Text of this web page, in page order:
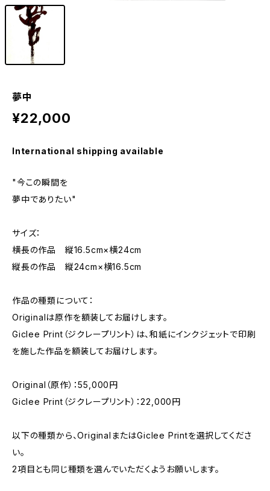
夢中
¥22,000
International shipping available
"今この瞬間を
夢中でありたい"
サイズ：
横長の作品 縦16.5cm×横24cm
縦長の作品 縦24cm×横16.5cm
作品の種類について：
Originalは原作を額装してお届けします。
Giclee Print（ジクレープリント）は、和紙にインクジェットで印刷
を施した作品を額装してお届けします。
Original（原作）：55,000円
Giclee Print（ジクレープリント）：22,000円
以下の種類から、OriginalまたはGiclee Printを選択してくださ
い。
2項目とも同じ種類を選んでいただくようお願いします。